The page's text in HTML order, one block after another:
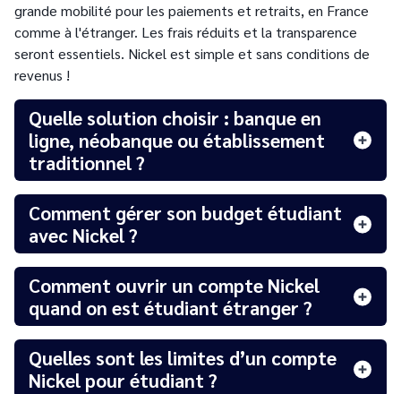
grande mobilité pour les paiements et retraits, en France
comme à l'étranger. Les frais réduits et la transparence
seront essentiels. Nickel est simple et sans conditions de
revenus !
Quelle solution choisir : banque en
ligne, néobanque ou établissement
traditionnel ?
Comment gérer son budget étudiant
avec Nickel ?
Comment ouvrir un compte Nickel
quand on est étudiant étranger ?
Quelles sont les limites d’un compte
Nickel pour étudiant ?